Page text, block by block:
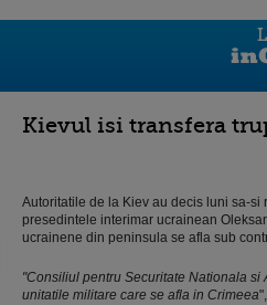
Kievul isi transfera
Autoritatile de la Kiev au decis luni sa-
presedintele interimar ucrainean
ucrainene din peninsula se afla sub
"Consiliul pentru Securitate Nationala
unitatile militare care se afla in Crimeea